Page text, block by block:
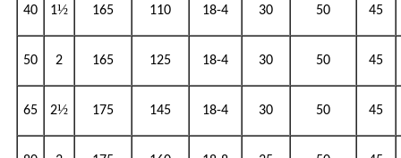
40 1½ 165 110 18-4 30 50 45
50 2 165 125 18-4 30 50 45
65 2½ 175 145 18-4 30 50 45